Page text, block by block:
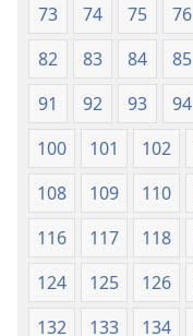
73
74 75 76
82
83 84 85
91
92 93 94
100
101 102
108
109 110
116
117 118
124
125 126
132
133 134